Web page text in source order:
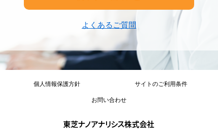
よくあるご質問
個人情報保護方針 サイトのご利用条件
お問い合わせ